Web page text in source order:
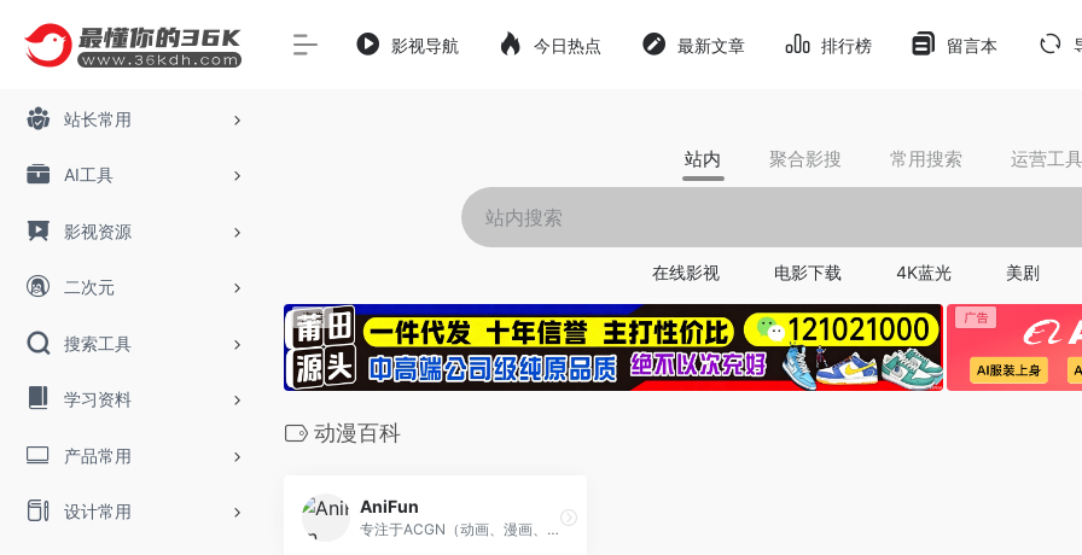
站长常用
AI工具
影视资源
二次元
搜索工具
学习资料
产品常用
设计常用
影视导航 今日热点 最新文章 排行榜 留言本
站内 聚合影搜 常用搜索 运营工具
在线影视 电影下载 4K蓝光 美剧
动漫百科
AniFun
专注于ACGN（动画、漫画、游戏、小说）领域的综合导航网站，为动漫爱好者提供一站式服务。